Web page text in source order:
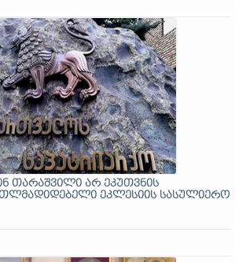
თარაშვილი არ ეკუთვნის
ეკლესიის სასულიერო